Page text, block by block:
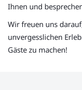
Ihnen und
Wir freuen uns
unvergesslichen
Gäste zu machen!